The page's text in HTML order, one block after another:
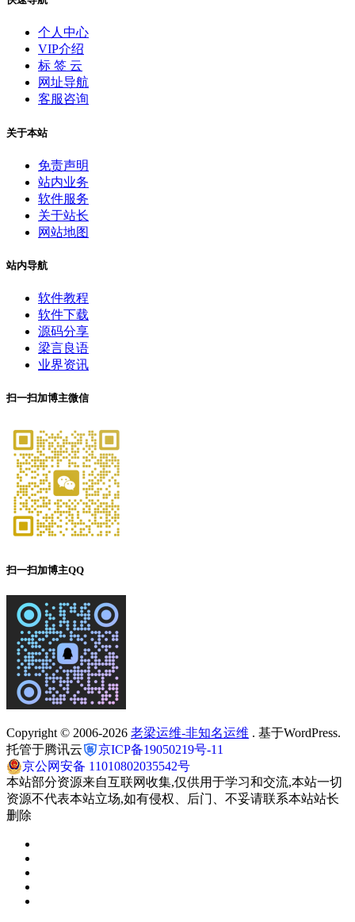
个人中心
VIP介绍
标 签 云
网址导航
客服咨询
关于本站
免责声明
站内业务
软件服务
关于站长
网站地图
站内导航
软件教程
软件下载
源码分享
梁言良语
业界资讯
扫一扫加博主微信
扫一扫加博主QQ
Copyright © 2006-2026 老梁运维-非知名运维 . 基于WordPress.
托管于腾讯云
京ICP备19050219号-11
京公网安备 11010802035542号
本站部分资源来自互联网收集,仅供用于学习和交流,本站一切
资源不代表本站立场,如有侵权、后门、不妥请联系本站站长
删除